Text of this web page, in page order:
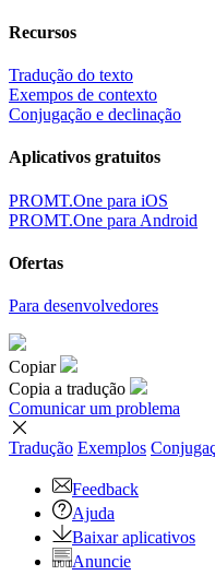
Recursos
Tradução do texto
Exempos de contexto
Conjugação e declinação
Aplicativos gratuitos
PROMT.One para iOS
PROMT.One para Android
Ofertas
Para desenvolvedores
Copiar
Copia a tradução
Comunicar um problema
Tradução Exemplos
Feedback
Ajuda
Baixar aplicativos
Anuncie